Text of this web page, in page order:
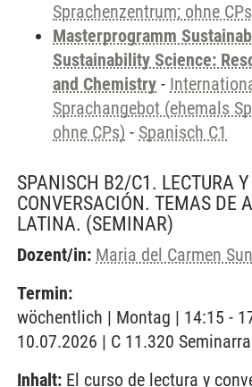
Sprachenzentrum; ohne
Masterprogramm
Sustainability Science:
and Chemistry -
Sprachangebot (ehemals
ohne CPs) - Spanisch C1
SPANISCH B2/C1. LECTURA Y
CONVERSACIÓN. TEMAS DE
LATINA. (SEMINAR)
Dozent/in: Maria del Carmen
Termin:
wöchentlich | Montag | 14:15 -
10.07.2026 | C 11.320
Inhalt: El curso de lectura y